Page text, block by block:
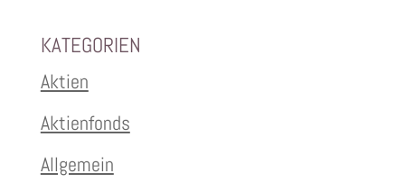
KATEGORIEN
Aktien
Aktienfonds
Allgemein